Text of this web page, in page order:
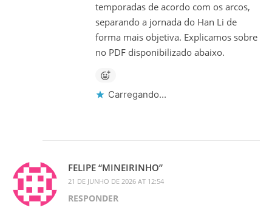
temporadas de acordo com os arcos,
separando a jornada do Han Li de
forma mais objetiva. Explicamos sobre
no PDF disponibilizado abaixo.
Carregando...
FELIPE “MINEIRINHO”
21 DE JUNHO DE 2026 AT 12:54
RESPONDER